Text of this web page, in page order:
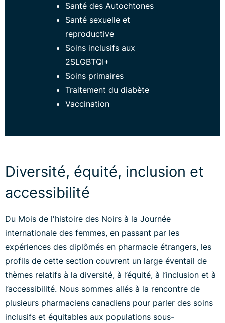
Santé des Autochtones
Santé sexuelle et
reproductive
Soins inclusifs aux
2SLGBTQI+
Soins primaires
Traitement du diabète
Vaccination
Diversité, équité, inclusion et
accessibilité
Du Mois de l'histoire des Noirs à la Journée
internationale des femmes, en passant par les
expériences des diplômés en pharmacie étrangers, les
profils de cette section couvrent un large éventail de
thèmes relatifs à la diversité, à l’équité, à l’inclusion et à
l’accessibilité. Nous sommes allés à la rencontre de
plusieurs pharmaciens canadiens pour parler des soins
inclusifs et équitables aux populations sous-